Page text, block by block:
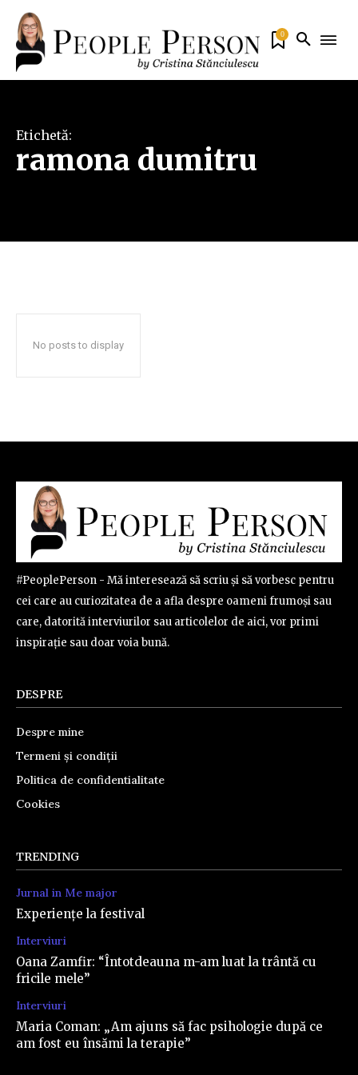
0
Etichetă:
ramona dumitru
No posts to display
#PeoplePerson - Mă interesează să scriu și să vorbesc pentru
cei care au curiozitatea de a afla despre oameni frumoși sau
care, datorită interviurilor sau articolelor de aici, vor primi
inspirație sau doar voia bună.
DESPRE
Despre mine
Termeni și condiții
Politica de confidentialitate
Cookies
TRENDING
Jurnal in Me major
Experiențe la festival
Interviuri
Oana Zamfir: “Întotdeauna m-am luat la trântă cu
fricile mele”
Interviuri
Maria Coman: „Am ajuns să fac psihologie după ce
am fost eu însămi la terapie”